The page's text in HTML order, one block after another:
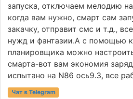
запуска, отключаем мелодию
когда вам нужно, смарт сам
закачку, отправит смс и т.д.,
нужд и фантазии.А с помощью
планировщика можно
смарта-вот вам экономия
испытано на N86 ось9.3, все
Чат в Telegram